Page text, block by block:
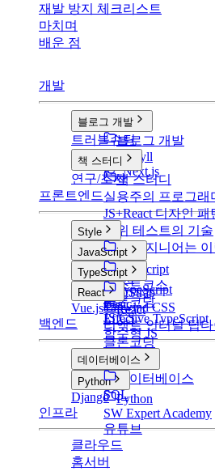
재발 방지 체크리스트
마치며
배운 점
개발
블로그 개발
블로그 개발
v1: Jekyll
v2: Next.js
트러블슈팅
책 스터디
책 스터디
실용주의 프로그래
JS+React 디자인 패
단위 테스트의 기술
구글 엔지니어는
연구/조사
프론트엔드
Style
Style
CSS
SCSS
BootStrap
Tailwind CSS
JavaScript
JavaScript
부스트코스
클론코딩
JS CS
함수형 JS
TypeScript
TypeScript
Basic
Effective TypeScript
React
React
리액트 인터널 딥다
클론코딩
Vue.js
백엔드
데이터베이스
데이터베이스
SQL
Python
Python
SW Expert Academy
유튜브
Django
인프라
클라우드
홈서버